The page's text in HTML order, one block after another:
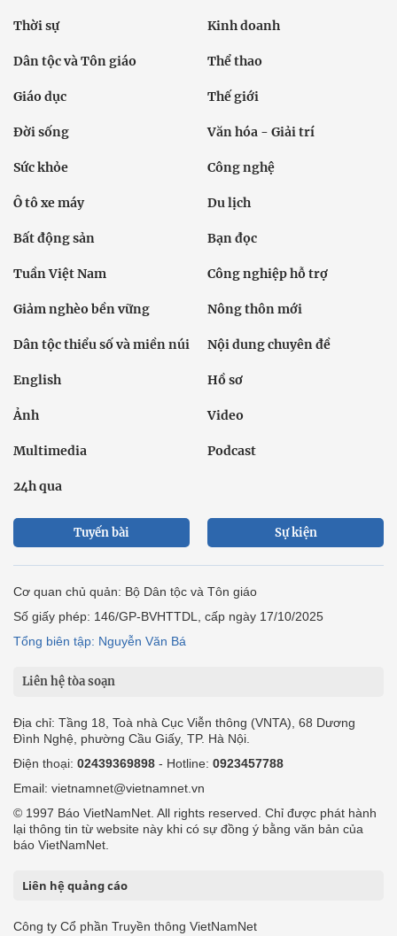
Thời sự Kinh doanh
Dân tộc và Tôn giáo Thể thao
Giáo dục Thế giới
Đời sống Văn hóa - Giải trí
Sức khỏe Công nghệ
Ô tô xe máy Du lịch
Bất động sản Bạn đọc
Tuần Việt Nam Công nghiệp hỗ trợ
Giảm nghèo bền vững Nông thôn mới
Dân tộc thiểu số và miền núi Nội dung chuyên đề
English Hồ sơ
Ảnh Video
Multimedia Podcast
24h qua
Tuyến bài Sự kiện
Cơ quan chủ quản: Bộ Dân tộc và Tôn giáo
Số giấy phép: 146/GP-BVHTTDL, cấp ngày 17/10/2025
Tổng biên tập: Nguyễn Văn Bá
Liên hệ tòa soạn
Địa chỉ: Tầng 18, Toà nhà Cục Viễn thông (VNTA), 68 Dương
Đình Nghệ, phường Cầu Giấy, TP. Hà Nội.
Điện thoại: 02439369898 - Hotline: 0923457788
Email: vietnamnet@vietnamnet.vn
© 1997 Báo VietNamNet. All rights reserved. Chỉ được phát hành
lại thông tin từ website này khi có sự đồng ý bằng văn bản của
báo VietNamNet.
Liên hệ quảng cáo
Công ty Cổ phần Truyền thông VietNamNet